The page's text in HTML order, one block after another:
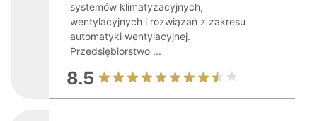
systemów klimatyzacyjnych,
wentylacyjnych i rozwiązań z zakresu
automatyki wentylacyjnej.
Przedsiębiorstwo ...
8.5